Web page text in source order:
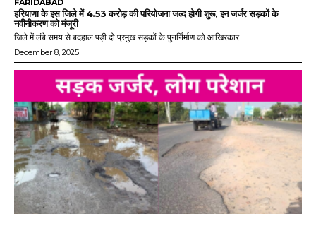
FARIDABAD
हरियाणा के इस जिले में 4.53 करोड़ की परियोजना जल्द होगी शुरू, इन जर्जर सड़कों के
नवीनीकरण को मंजूरी
जिले में लंबे समय से बदहाल पड़ी दो प्रमुख सड़कों के पुनर्निर्माण को आखिरकार...
December 8, 2025